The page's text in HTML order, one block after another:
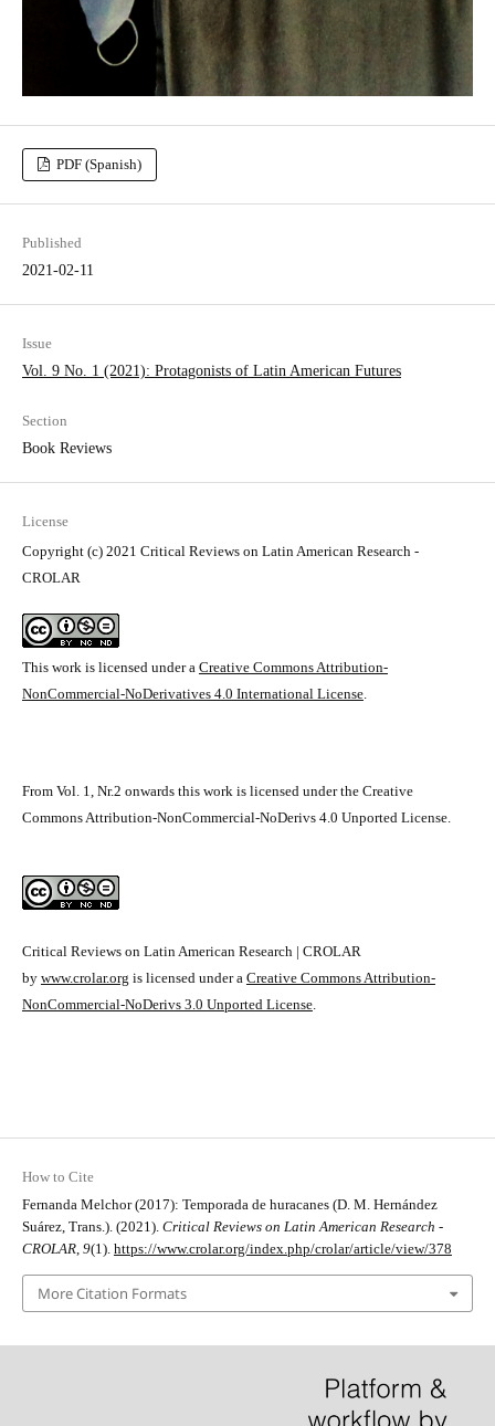
PDF (Spanish)
Published
2021-02-11
Issue
Vol. 9 No. 1 (2021): Protagonists of Latin American Futures
Section
Book Reviews
License
Copyright (c) 2021 Critical Reviews on Latin American Research -
CROLAR
This work is licensed under a Creative Commons Attribution-
NonCommercial-NoDerivatives 4.0 International License.
From Vol. 1, Nr.2 onwards this work is licensed under the Creative
Commons Attribution-NonCommercial-NoDerivs 4.0 Unported License.
Critical Reviews on Latin American Research | CROLAR
by www.crolar.org is licensed under a Creative Commons Attribution-
NonCommercial-NoDerivs 3.0 Unported License.
How to Cite
Fernanda Melchor (2017): Temporada de huracanes (D. M. Hernández
Suárez, Trans.). (2021). Critical Reviews on Latin American Research -
CROLAR, 9(1). https://www.crolar.org/index.php/crolar/article/view/378
More Citation Formats